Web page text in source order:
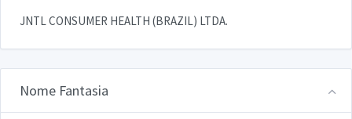
JNTL CONSUMER HEALTH (BRAZIL) LTDA.
Nome Fantasia